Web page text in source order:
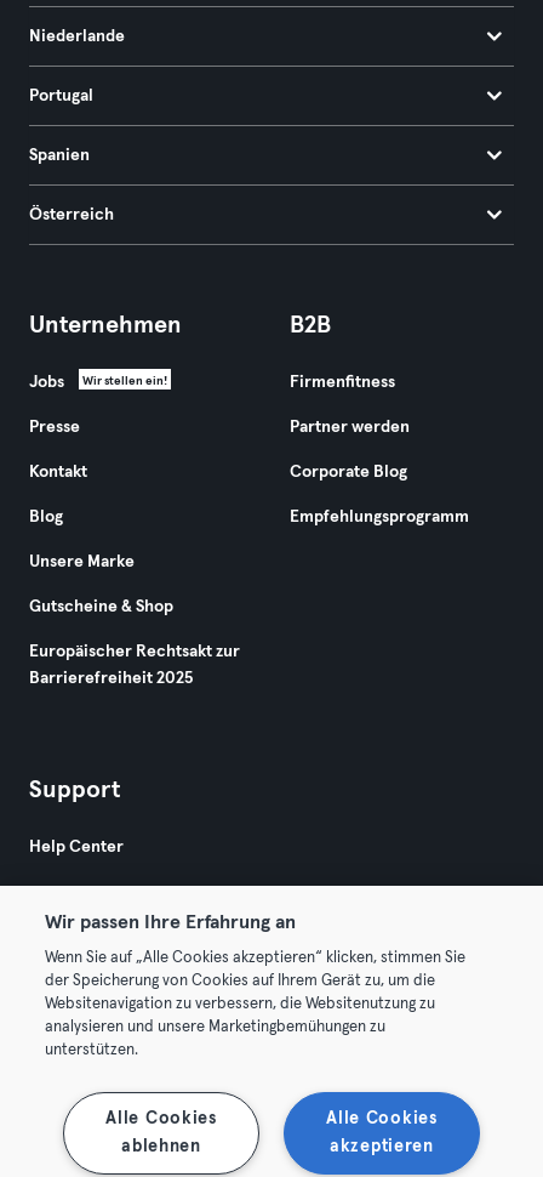
Niederlande
Portugal
Spanien
Österreich
Unternehmen
Jobs Wir stellen ein!
Presse
Kontakt
Blog
Unsere Marke
Gutscheine & Shop
Europäischer Rechtsakt zur
Barrierefreiheit 2025
B2B
Firmenfitness
Partner werden
Corporate Blog
Empfehlungsprogramm
Support
Help Center
© 2026 Urban Sports Group GmbH. All rights reserved.
AGB Datenschutz
Vertrag hier kündigen Hier Verträge widerrufen
Wir passen Ihre Erfahrung an
Wenn Sie auf „Alle Cookies akzeptieren“ klicken, stimmen Sie
der Speicherung von Cookies auf Ihrem Gerät zu, um die
Websitenavigation zu verbessern, die Websitenutzung zu
analysieren und unsere Marketingbemühungen zu
unterstützen.
Alle Cookies
akzeptieren
Alle Cookies
ablehnen